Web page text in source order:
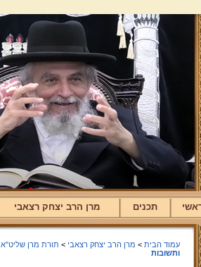
תכנים מרן הרב יצחק רצאבי
עמוד הבית > מרן הרב יצחק רצאבי > תורת מרן שליט"א
ותשובות